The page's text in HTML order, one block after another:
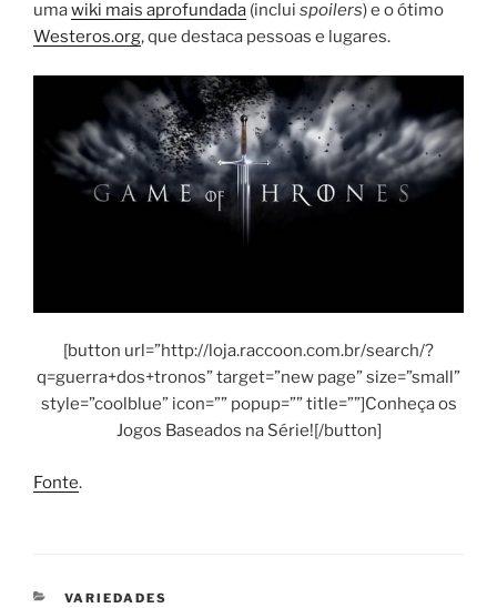
umawiki mais aprofundada (inclui spoilers) e o ótimo
Westeros.org, que destaca pessoas e lugares.
[button url=”http://loja.raccoon.com.br/search/?
q=guerra+dos+tronos” target=”new page” size=”small”
style=”coolblue” icon=”” popup=”” title=””]Conheça os
Jogos Baseados na Série![/button]
Fonte.
CATEGORIAS
VARIEDADES